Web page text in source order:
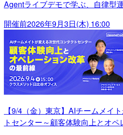
Agentライブデモで学ぶ、自律型
開催前2026年9月3日(木) 16:00
【9/4（金）東京】AIチームメイ
トセンター～顧客体験向上とオ